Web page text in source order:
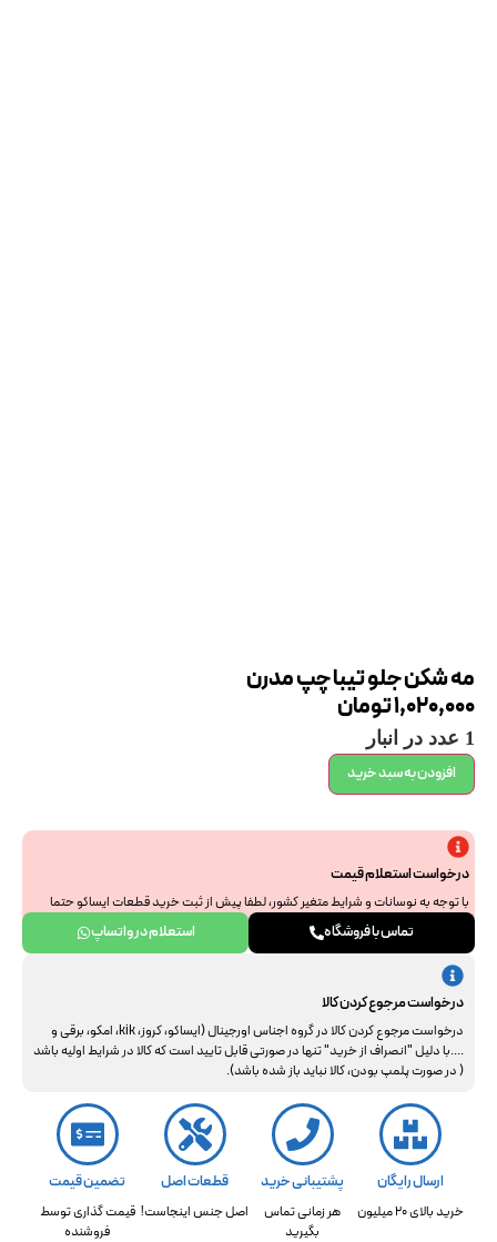
مه شکن جلو تیبا چپ مدرن
1,020,000تومان
1 عدد در انبار
افزودن به سبد خرید
درخواست استعلام قیمت
با توجه به نوسانات و شرایط متغیر کشور، لطفا پیش از ثبت خرید قطعات ایساکو حتما
جهت استعلام نهایی با ما هماهنگ فرمایید. از همراهی و درک شما سپاسگزاریم.
تماس با فروشگاه استعلام در واتساپ
درخواست مرجوع کردن کالا
درخواست مرجوع کردن کالا در گروه اجناس اورجینال (ایساکو، کروز، kik، امکو، برقی و
....با دلیل "انصراف از خرید" تنها در صورتی قابل تایید است که کالا در شرایط اولیه باشد
( در صورت پلمپ بودن، کالا نباید باز شده باشد).
ارسال رایگان
خرید بالای 20 میلیون
پشتیبانی خرید
هر زمانی تماس
بگیرید
قطعات اصل
اصل جنس اینجاست!
تضمین قیمت
قیمت گذاری توسط
فروشنده